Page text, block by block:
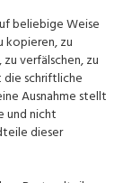
beliebige Weise
kopieren, zu
verfälschen, zu
schriftliche
Ausnahme stellt
und nicht
dieser